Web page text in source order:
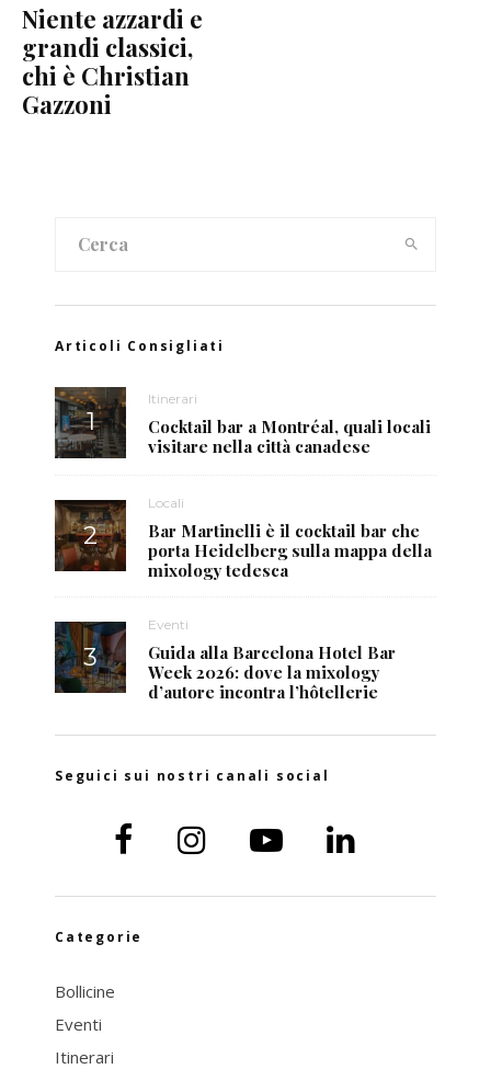
Niente azzardi e
grandi classici,
chi è Christian
Gazzoni
Articoli Consigliati
Itinerari
Cocktail bar a Montréal, quali locali
visitare nella città canadese
Locali
Bar Martinelli è il cocktail bar che
porta Heidelberg sulla mappa della
mixology tedesca
Eventi
Guida alla Barcelona Hotel Bar
Week 2026: dove la mixology
d’autore incontra l’hôtellerie
Seguici sui nostri canali social
Categorie
Bollicine
Eventi
Itinerari